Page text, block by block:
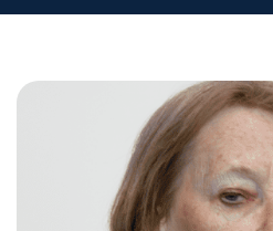
Преподавателям
Слушателям